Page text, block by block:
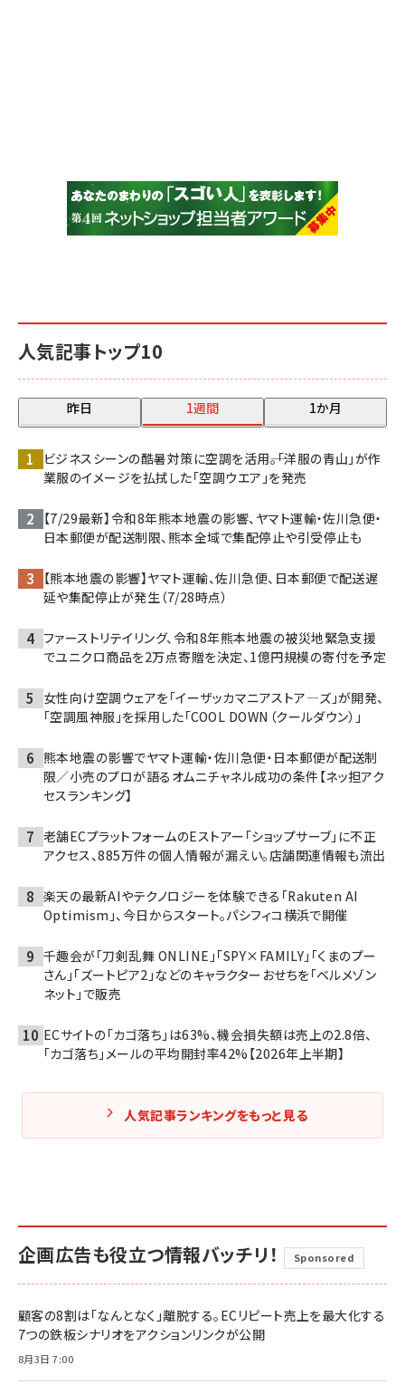
人気記事トップ10
昨日 1週間 1か月
ビジネスシーンの酷暑対策に空調を活用――。「洋服の青山」が作
業服のイメージを払拭した「空調ウエア」を発売
【7/29最新】令和8年熊本地震の影響、ヤマト運輸・佐川急便・
日本郵便が配送制限、熊本全域で集配停止や引受停止も
【熊本地震の影響】ヤマト運輸、佐川急便、日本郵便で配送遅
延や集配停止が発生（7/28時点）
ファーストリテイリング、令和8年熊本地震の被災地緊急支援
でユニクロ商品を2万点寄贈を決定、1億円規模の寄付を予定
女性向け空調ウェアを「イーザッカマニアストア―ズ」が開発、
「空調風神服」を採用した「COOL DOWN（クールダウン）」
熊本地震の影響でヤマト運輸・佐川急便・日本郵便が配送制
限／小売のプロが語るオムニチャネル成功の条件【ネッ担アク
セスランキング】
老舗ECプラットフォームのEストアー「ショップサーブ」に不正
アクセス、885万件の個人情報が漏えい。店舗関連情報も流出
楽天の最新AIやテクノロジーを体験できる「Rakuten AI
Optimism」、今日からスタート。パシフィコ横浜で開催
千趣会が「刀剣乱舞 ONLINE」「SPY×FAMILY」「くまのプー
さん」「ズートピア2」などのキャラクターおせちを「ベルメゾン
ネット」で販売
ECサイトの「カゴ落ち」は63%、機会損失額は売上の2.8倍、
「カゴ落ち」メールの平均開封率42%【2026年上半期】
人気記事ランキングをもっと見る
企画広告も役立つ情報バッチリ！ Sponsored
顧客の8割は「なんとなく」離脱する。ECリピート売上を最大化する
7つの鉄板シナリオをアクションリンクが公開
8月3日 7:00